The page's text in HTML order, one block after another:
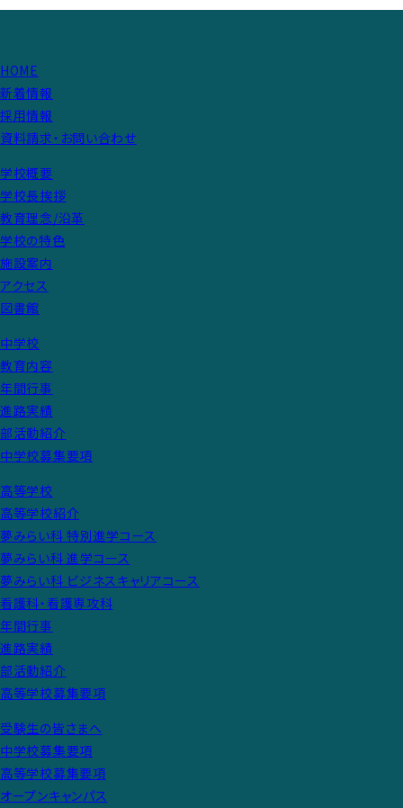
HOME
新着情報
採用情報
資料請求・お問い合わせ
学校概要
学校長挨拶
教育理念/沿革
学校の特色
施設案内
アクセス
図書館
中学校
教育内容
年間行事
進路実績
部活動紹介
中学校募集要項
高等学校
高等学校紹介
夢みらい科 特別進学コース
夢みらい科 進学コース
夢みらい科 ビジネスキャリアコース
看護科・看護専攻科
年間行事
進路実績
部活動紹介
高等学校募集要項
受験生の皆さまへ
中学校募集要項
高等学校募集要項
オープンキャンパス